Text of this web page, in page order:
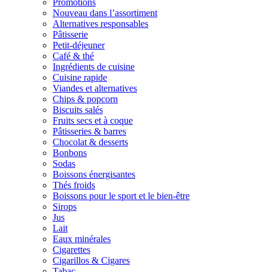
Promotions
Nouveau dans l’assortiment
Alternatives responsables
Pâtisserie
Petit-déjeuner
Café & thé
Ingrédients de cuisine
Cuisine rapide
Viandes et alternatives
Chips & popcorn
Biscuits salés
Fruits secs et à coque
Pâtisseries & barres
Chocolat & desserts
Bonbons
Sodas
Boissons énergisantes
Thés froids
Boissons pour le sport et le bien-être
Sirops
Jus
Lait
Eaux minérales
Cigarettes
Cigarillos & Cigares